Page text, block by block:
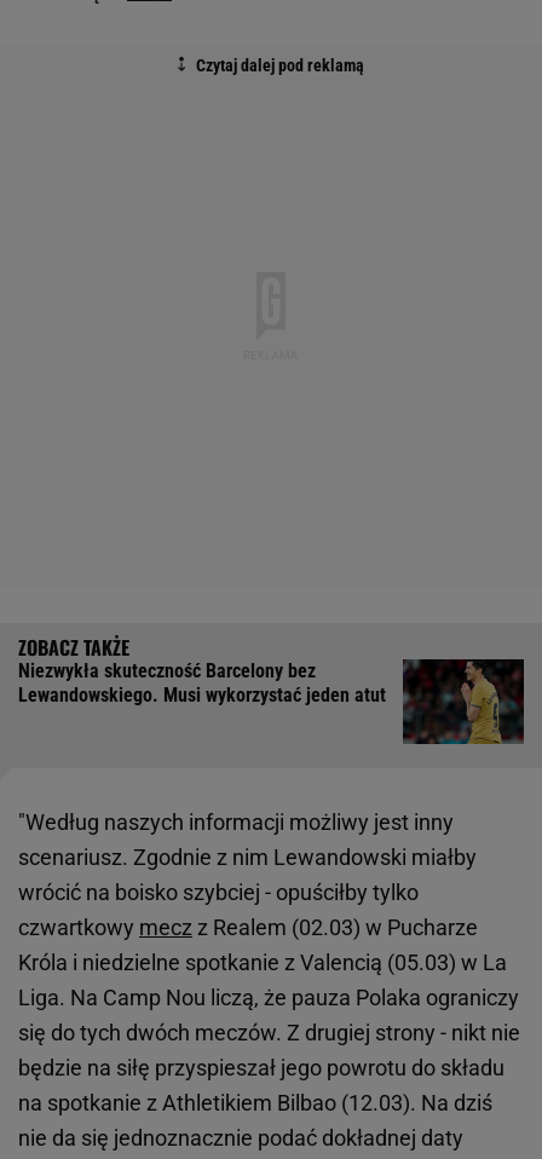
Niezwykła skuteczność Barcelony bez
Lewandowskiego. Musi wykorzystać jeden atut
"Według naszych informacji możliwy jest inny
scenariusz. Zgodnie z nim Lewandowski miałby
wrócić na boisko szybciej - opuściłby tylko
czwartkowy meczz Realem (02.03) w Pucharze
Króla i niedzielne spotkanie z Valencią (05.03) w La
Liga. Na Camp Nou liczą, że pauza Polaka ograniczy
się do tych dwóch meczów. Z drugiej strony - nikt nie
będzie na siłę przyspieszał jego powrotu do składu
na spotkanie z Athletikiem Bilbao (12.03). Na dziś
nie da się jednoznacznie podać dokładnej daty